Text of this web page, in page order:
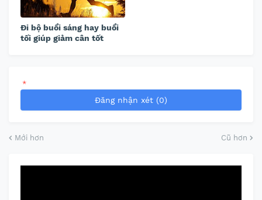
Đi bộ buổi sáng hay buổi
tối giúp giảm cân tốt
*
Đăng nhận xét (0)
Mới hơn Cũ hơn